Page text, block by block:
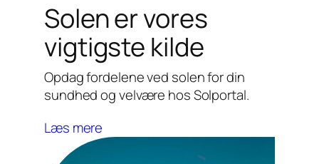
Solen er vores
vigtigste kilde
Opdag fordelene ved solen for din
sundhed og velvære hos Solportal.
Læs mere